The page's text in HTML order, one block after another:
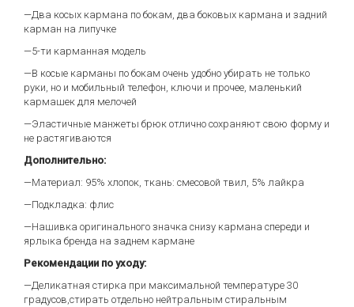
—Два косых кармана по бокам, два боковых кармана и задний
карман на липучке
—5-ти карманная модель
—В косые карманы по бокам очень удобно убирать не только
руки, но и мобильный телефон, ключи и прочее, маленький
кармашек для мелочей
—Эластичные манжеты брюк отлично сохраняют свою форму и
не растягиваются
Дополнительно:
—Материал: 95% хлопок, ткань: смесовой твил, 5% лайкра
—Подкладка: флис
—Нашивка оригинального значка снизу кармана спереди и
ярлыка бренда на заднем кармане
Рекомендации по уходу:
—Деликатная стирка при максимальной температуре 30
градусов,стирать отдельно нейтральным стиральным